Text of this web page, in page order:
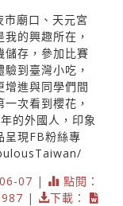
廟口、天元宮
的興趣所在，
儲存，參加比賽
到臺灣小吃，
增進與同學們間
次看到櫻花，
的外國人，印象
呈現FB粉絲專
07 |
點閱：
|
下載：